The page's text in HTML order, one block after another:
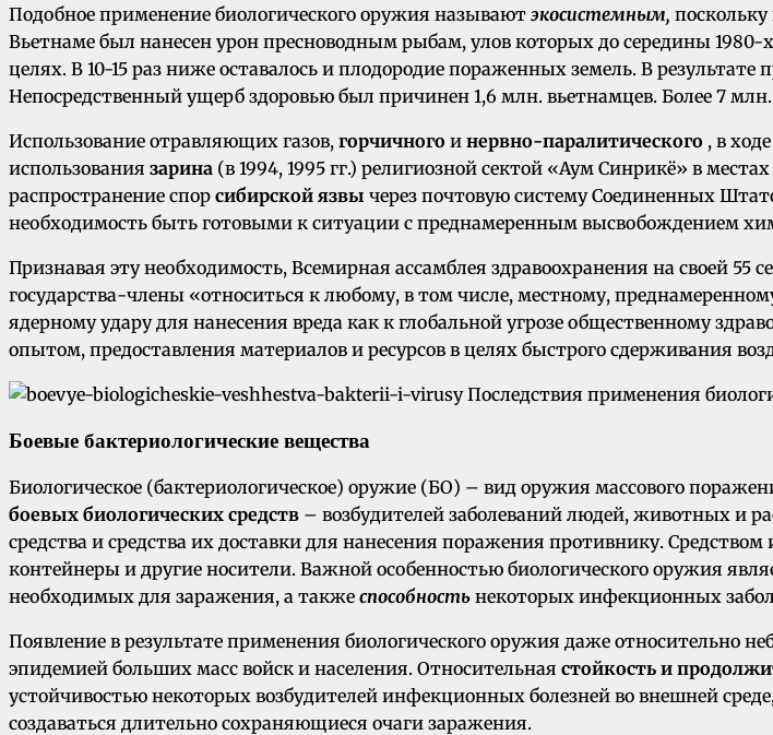
Подобное применение биологического оружия называют экосистемным,
Вьетнаме был нанесен урон пресноводным рыбам, улов которых до середины
целях. В 10-15 раз ниже оставалось и плодородие пораженных земель. В
Непосредственный ущерб здоровью был причинен 1,6 млн. вьетнамцев. Более 7
Использование отравляющих газов, горчичного и нервно-паралитического , в
использования зарина (в 1994, 1995 гг.) религиозной сектой «Аум Синрикё» в
распространение спор сибирской язвы через почтовую систему Соединенных
необходимость быть готовыми к ситуации с преднамеренным высвобождением
Признавая эту необходимость, Всемирная ассамблея здравоохранения на своей 55
государства-члены «относиться к любому, в том числе, местному,
ядерному удару для нанесения вреда как к глобальной угрозе общественному
опытом, предоставления материалов и ресурсов в целях быстрого сдерживания
Боевые бактериологические вещества
Биологическое (бактериологическое) оружие (БО) – вид оружия массового
боевых биологических средств – возбудителей заболеваний людей, животных и
средства и средства их доставки для нанесения поражения противнику.
контейнеры и другие носители. Важной особенностью биологического оружия
необходимых для заражения, а также способность некоторых инфекционных
Появление в результате применения биологического оружия даже относительно
эпидемией больших масс войск и населения. Относительная стойкость и
устойчивостью некоторых возбудителей инфекционных болезней во внешней
создаваться длительно сохраняющиеся очаги заражения.